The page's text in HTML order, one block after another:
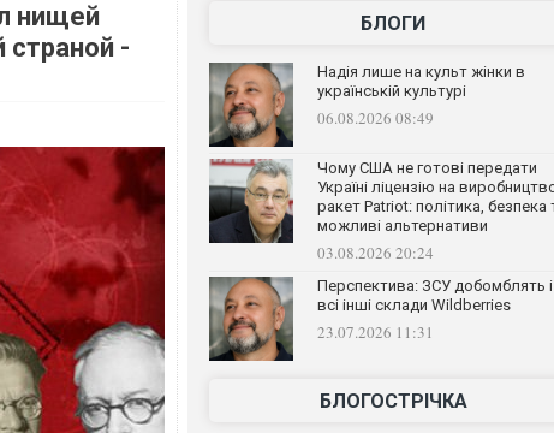
нищей
страной -
БЛОГИ
Надія лише на культ жінки в
українській культурі
06.08.2026 08:49
Чому США не готові передати
Україні ліцензію на
ракет Patriot: політика, безпека
можливі альтернативи
03.08.2026 20:24
Перспектива: ЗСУ добомблять і
всі інші склади Wildberries
23.07.2026 11:31
БЛОГОСТРІЧКА